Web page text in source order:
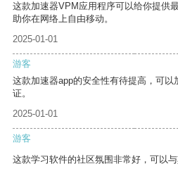
这款加速器VPM应用程序可以给你提供
助你在网络上自由移动。
2025-01-01
游客
这款加速器app的安全性有待提高，可
证。
2025-01-01
游客
这款学习软件的社区氛围非常好，可以